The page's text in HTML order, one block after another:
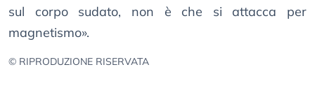
sul corpo sudato, non è che si attacca per
magnetismo».
© RIPRODUZIONE RISERVATA